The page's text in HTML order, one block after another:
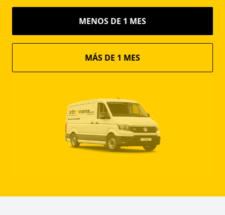
MENOS DE 1 MES
MÁS DE 1 MES